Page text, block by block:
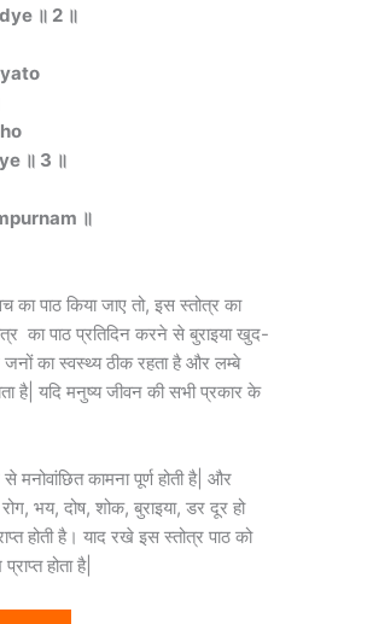
॥ 2 ॥
॥ 3 ॥
॥
पाठ किया जाए तो, इस स्तोत्र का
का पाठ प्रतिदिन करने से बुराइया खुद-
जनों का स्वस्थ्य ठीक रहता है और लम्बे
है| यदि मनुष्य जीवन की सभी प्रकार के
कामना पूर्ण होती है| और
भय, दोष, शोक, बुराइया, डर दूर हो
होती है। याद रखे इस स्तोत्र पाठ को
होता है|